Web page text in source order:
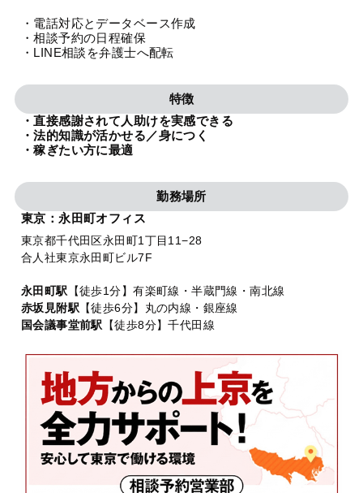
・電話対応とデータベース作成
・相談予約の日程確保
・LINE相談を弁護士へ配転
特徴
・直接感謝されて人助けを実感できる
・法的知識が活かせる／身につく
・稼ぎたい方に最適
勤務場所
東京：永田町オフィス
東京都千代田区永田町1丁目11−28
合人社東京永田町ビル7F
永田町駅 【徒歩1分】有楽町線・半蔵門線・南北線
赤坂見附駅 【徒歩6分】丸の内線・銀座線
国会議事堂前駅
【徒歩8分】千代田線
相談先情報サイト
プライバシーポリシー 利用規約 内部通報
TikTok受賞